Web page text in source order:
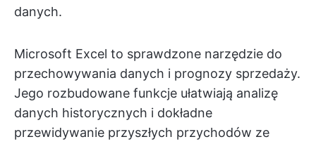
danych.
Microsoft Excel to sprawdzone narzędzie do
przechowywania danych i prognozy sprzedaży.
Jego rozbudowane funkcje ułatwiają analizę
danych historycznych i dokładne
przewidywanie przyszłych przychodów ze